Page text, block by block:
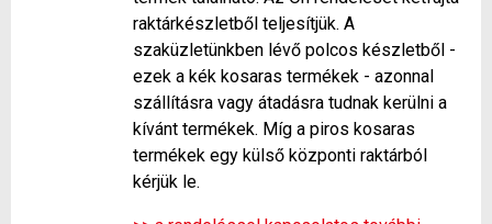
raktárkészletből teljesítjük. A
szaküzletünkben lévő polcos készletből -
ezek a kék kosaras termékek - azonnal
szállításra vagy átadásra tudnak kerülni a
kívánt termékek. Míg a piros kosaras
termékek egy külső központi raktárból
kérjük le.